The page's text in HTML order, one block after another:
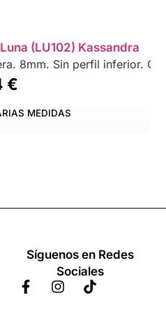
(LU102) Kassandra
8mm. Sin perfil inferior.
€
MEDIDAS
Síguenos en Redes
Sociales